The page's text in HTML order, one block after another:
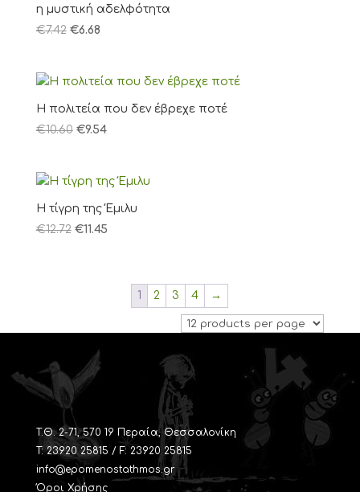
η μυστική αδελφότητα
€7.42 €6.68
Η πολιτεία που δεν έβρεχε ποτέ
€10.60 €9.54
Η τίγρη της Έμιλυ
€12.72 €11.45
1 2 3 4 →
T.Θ. 2-71, 570 19 Περαία, Θεσσαλονίκη
Τ: 23920 25815 / F: 23920 25815
info@epomenostathmos.gr
Όροι Χρήσης